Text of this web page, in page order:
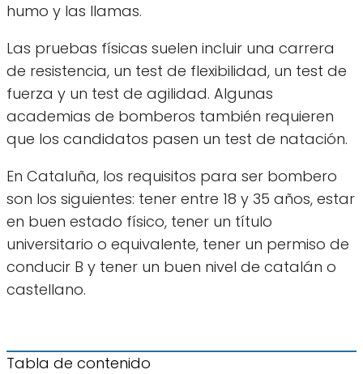
humo y las llamas.
Las pruebas físicas suelen incluir una carrera
de resistencia, un test de flexibilidad, un test de
fuerza y un test de agilidad. Algunas
academias de bomberos también requieren
que los candidatos pasen un test de natación.
En Cataluña, los requisitos para ser bombero
son los siguientes: tener entre 18 y 35 años, estar
en buen estado físico, tener un título
universitario o equivalente, tener un permiso de
conducir B y tener un buen nivel de catalán o
castellano.
Tabla de contenido